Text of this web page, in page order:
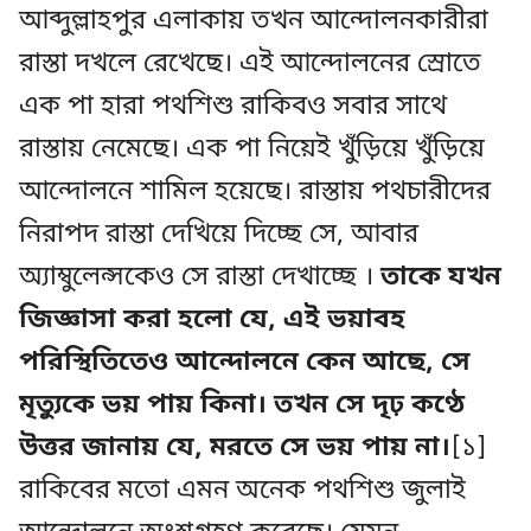
আব্দুল্লাহপুর এলাকায় তখন আন্দোলনকারীরা
রাস্তা দখলে রেখেছে। এই আন্দোলনের স্রোতে
এক পা হারা পথশিশু রাকিবও সবার সাথে
রাস্তায় নেমেছে। এক পা নিয়েই খুঁড়িয়ে খুঁড়িয়ে
আন্দোলনে শামিল হয়েছে। রাস্তায় পথচারীদের
নিরাপদ রাস্তা দেখিয়ে দিচ্ছে সে, আবার
অ্যাম্বুলেন্সকেও সে রাস্তা দেখাচ্ছে ।তাকে যখন
জিজ্ঞাসা করা হলো যে, এই ভয়াবহ
পরিস্থিতিতেও আন্দোলনে কেন আছে, সে
মৃত্যুকে ভয় পায় কিনা। তখন সে দৃঢ় কণ্ঠে
উত্তর জানায় যে, মরতে সে ভয় পায় না। [১]
রাকিবের মতো এমন অনেক পথশিশু জুলাই